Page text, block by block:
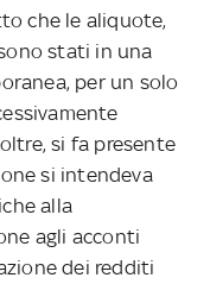
che le aliquote,
stati in una
per un solo
si fa presente
si intendeva
alla
agli acconti
dei redditi